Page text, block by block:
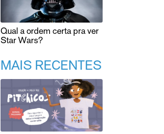
Qual a ordem certa pra ver
Star Wars?
MAIS RECENTES